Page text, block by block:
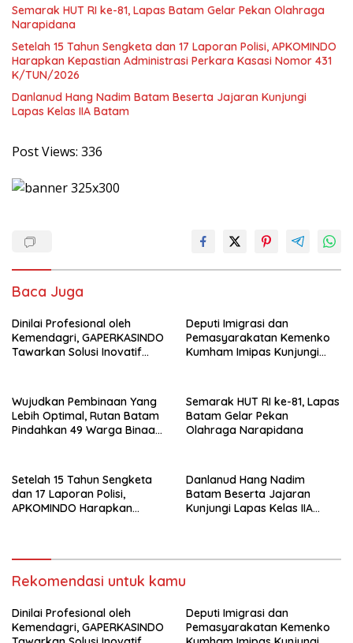
Semarak HUT RI ke-81, Lapas Batam Gelar Pekan Olahraga
Narapidana
Setelah 15 Tahun Sengketa dan 17 Laporan Polisi, APKOMINDO
Harapkan Kepastian Administrasi Perkara Kasasi Nomor 431
K/TUN/2026
Danlanud Hang Nadim Batam Beserta Jajaran Kunjungi
Lapas Kelas IIA Batam
Post Views: 336
Baca Juga
Dinilai Profesional oleh
Kemendagri, GAPERKASINDO
Tawarkan Solusi Inovatif
Deputi Imigrasi dan
Pemasyarakatan Kemenko
Kumham Imipas Kunjungi
Wujudkan Pembinaan Yang
Lebih Optimal, Rutan Batam
Pindahkan 49 Warga Binaan
Semarak HUT RI ke-81, Lapas
Batam Gelar Pekan
Olahraga Narapidana
Setelah 15 Tahun Sengketa
dan 17 Laporan Polisi,
APKOMINDO Harapkan
Danlanud Hang Nadim
Batam Beserta Jajaran
Kunjungi Lapas Kelas IIA
Rekomendasi untuk kamu
Dinilai Profesional oleh
Kemendagri, GAPERKASINDO
Deputi Imigrasi dan
Pemasyarakatan Kemenko